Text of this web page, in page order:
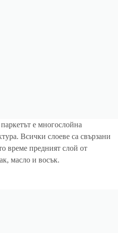
е многослойна
Всички слоеве са свързани
време предният слой от
масло и восък.